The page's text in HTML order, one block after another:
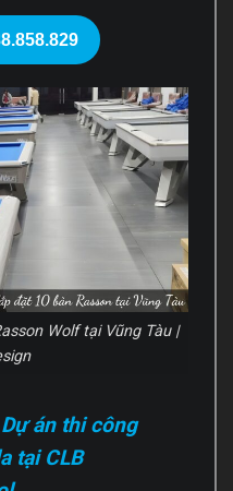
Wolf tại Vũng Tàu |
Dự án thi công
tại CLB